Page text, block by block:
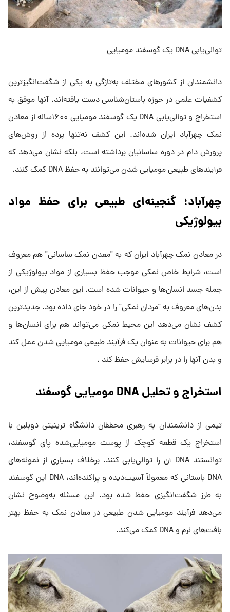
توالی‌یابی DNA یک گوسفند مومیایی
دانشمندان از کشورهای مختلف به‌تازگی به یکی از شگفت‌انگیزترین
کشفیات علمی در حوزه باستان‌شناسی دست یافته‌اند. آنها موفق به
استخراج و توالی‌یابی DNA یک گوسفند مومیایی ۱۶۰۰ساله از معادن
نمک چهرآباد ایران شده‌اند. این کشف نه‌تنها پرده از روش‌های
پرورش دام در دوره ساسانیان برداشته است، بلکه نشان می‌دهد که
فرآیندهای طبیعی مومیایی شدن می‌توانند به حفظ DNA کمک کنند.
چهرآباد؛ گنجینه‌ای طبیعی برای حفظ مواد
بیولوژیکی
در معادن نمک چهرآباد ایران که به "معدن نمک ساسانی" هم معروف
است، شرایط خاص نمکی موجب حفظ بسیاری از مواد بیولوژیکی از
جمله جسد انسان‌ها و حیوانات شده است. این معادن پیش از این،
بدن‌های معروف به "مردان نمکی" را در خود جای داده بود. جدیدترین
کشف نشان می‌دهد این محیط نمکی می‌تواند هم برای انسان‌ها و
هم برای حیوانات به عنوان یک فرآیند طبیعی مومیایی شدن عمل کند
و بدن آنها را در برابر فرسایش حفظ کند .
استخراج و تحلیل DNA مومیایی گوسفند
تیمی از دانشمندان به رهبری محققان دانشگاه ترینیتی دوبلین با
استخراج یک قطعه کوچک از پوست مومیایی‌شده پای گوسفند،
توانستند DNA آن را توالی‌یابی کنند. برخلاف بسیاری از نمونه‌های
DNA باستانی که معمولاً آسیب‌دیده و پراکنده‌اند، DNA این گوسفند
به طرز شگفت‌انگیزی حفظ شده بود. این مسئله به‌وضوح نشان
می‌دهد فرآیند مومیایی شدن طبیعی در معادن نمک به حفظ بهتر
بافت‌های نرم و DNA کمک می‌کند.